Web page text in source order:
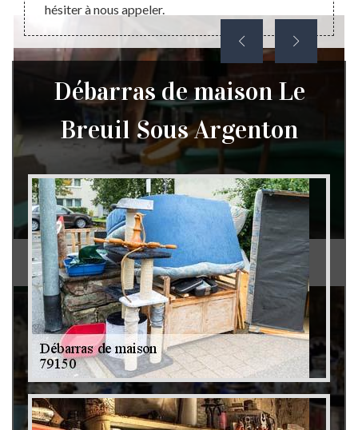
Débarras de grenier et cave 79
hésiter à nous appeler.
Débarras de maison Le
Breuil Sous Argenton